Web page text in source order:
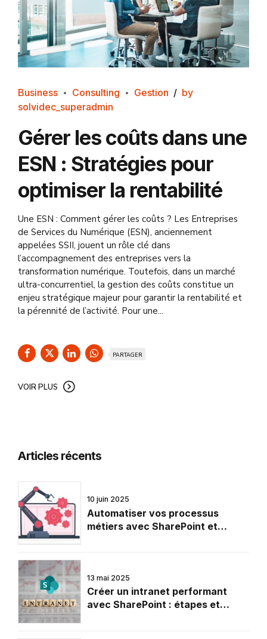
Business Consulting Gestion
by
solvidec_superadmin
Gérer les coûts dans une
ESN : Stratégies pour
optimiser la rentabilité
Une ESN : Comment gérer les coûts ? Les Entreprises
de Services du Numérique (ESN), anciennement
appelées SSII, jouent un rôle clé dans
l’accompagnement des entreprises vers la
transformation numérique. Toutefois, dans un marché
ultra-concurrentiel, la gestion des coûts constitue un
enjeu stratégique majeur pour garantir la rentabilité et
la pérennité de l’activité. Pour une...
PARTAGER
VOIR PLUS
Articles récents
10 juin 2025
Automatiser vos processus
métiers avec SharePoint et
13 mai 2025
Créer un intranet performant
avec SharePoint : étapes et